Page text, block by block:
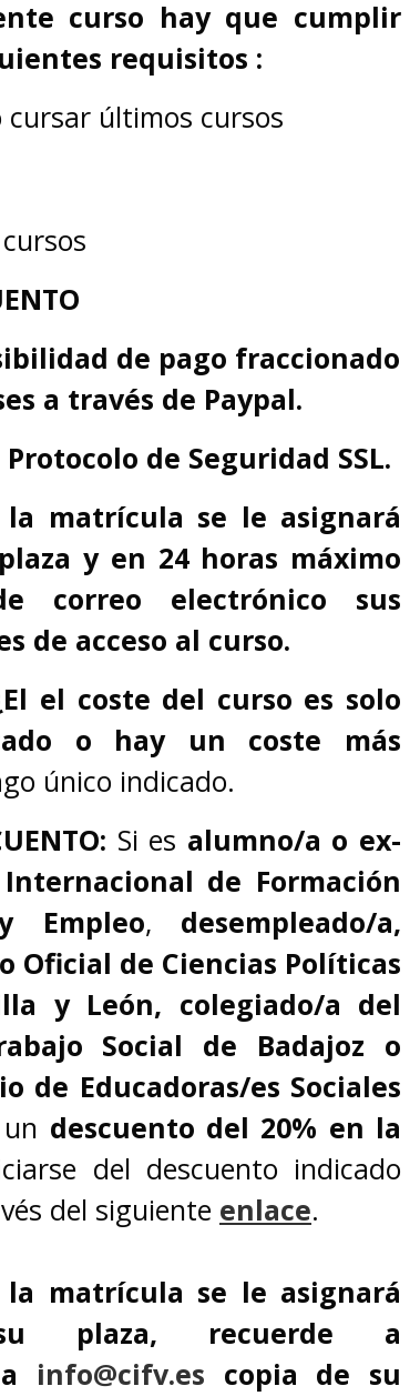
curso hay que cumplir
requisitos :
últimos cursos
de pago fraccionado
a través de Paypal.
de Seguridad SSL.
matrícula se le asignará
y en 24 horas máximo
correo electrónico sus
de acceso al curso.
el coste del curso es solo
o hay un coste más
único indicado.
Si es alumno/a o ex-
de Formación
Empleo, desempleado/a,
Oficial de Ciencias Políticas
y León, colegiado/a del
Social de Badajoz o
de Educadoras/es Sociales
descuento del 20% en la
del descuento indicado
del siguiente enlace.
matrícula se le asignará
su plaza, recuerde a
info@cifv.es copia de su